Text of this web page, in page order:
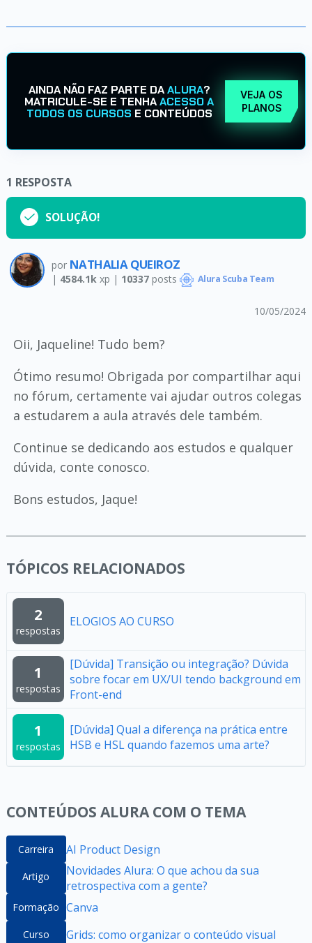
AINDA NÃO FAZ PARTE DAALURA?
MATRICULE-SE E TENHAACESSO A
TODOS OS CURSOS E CONTEÚDOS
VEJA OS
PLANOS
1 RESPOSTA
SOLUÇÃO!
por NATHALIA QUEIROZ
| 4584.1k xp | 10337posts Alura Scuba Team
10/05/2024
Oii, Jaqueline! Tudo bem?
Ótimo resumo! Obrigada por compartilhar aqui
no fórum, certamente vai ajudar outros colegas
a estudarem a aula através dele também.
Continue se dedicando aos estudos e qualquer
dúvida, conte conosco.
Bons estudos, Jaque!
TÓPICOS RELACIONADOS
2
respostas
ELOGIOS AO CURSO
1
respostas
[Dúvida] Transição ou integração? Dúvida
sobre focar em UX/UI tendo background em
Front-end
1
respostas
[Dúvida] Qual a diferença na prática entre
HSB e HSL quando fazemos uma arte?
CONTEÚDOS ALURA COM O TEMA
Carreira AI Product Design
Artigo
Novidades Alura: O que achou da sua
retrospectiva com a gente?
Formação Canva
Curso Grids: como organizar o conteúdo visual